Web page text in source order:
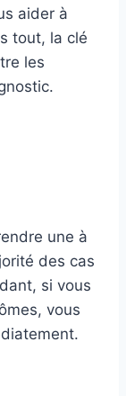
aider à
tout, la clé
les
une à
des cas
si vous
vous